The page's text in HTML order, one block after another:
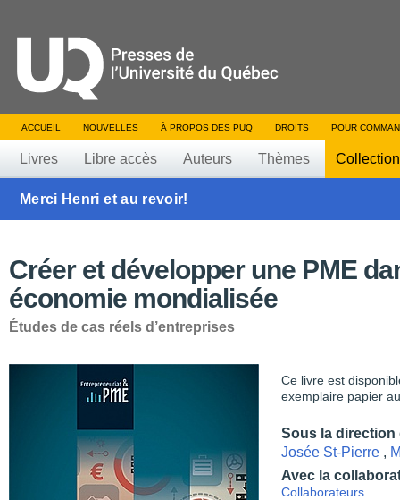
ACCUEIL NOUVELLES À PROPOS DES PUQ DROITS POUR
Livres Libre accès Auteurs Thèmes
Merci Henri et au revoir!
Créer et développer une PME
économie mondialisée
Études de cas réels d’entreprises
Ce livre est
exemplaire papier
Sous la direction
Josée St-Pierre ,
Avec la
Collaborateurs